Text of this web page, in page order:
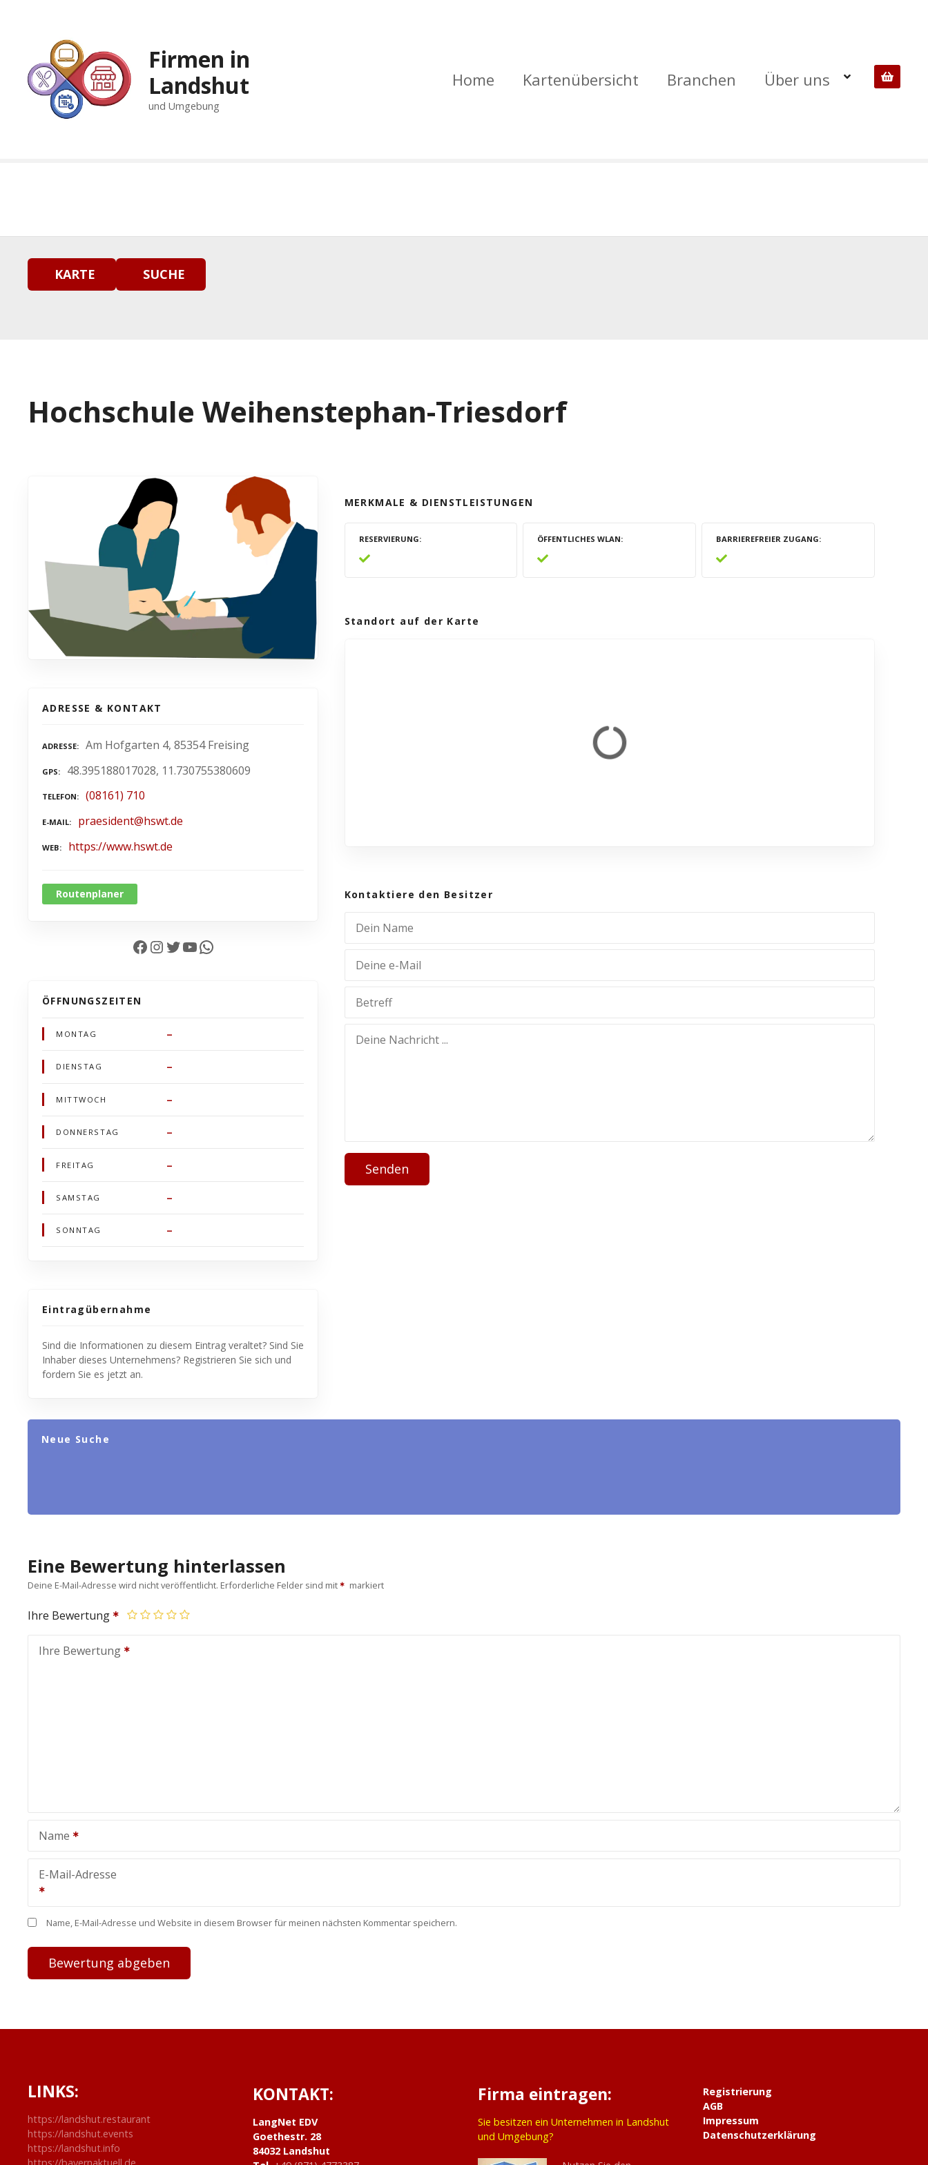
g
Firmen in
Landshut
und Umgebung
Home Kartenübersicht Branchen Über uns
KARTE SUCHE
Hochschule Weihenstephan-Triesdorf
ADRESSE & KONTAKT
ADRESSE Am Hofgarten 4, 85354 Freising
GPS 48.395188017028, 11.730755380609
TELEFON (08161) 710
E-MAIL praesident@hswt.de
WEB https://www.hswt.de
Routenplaner
Facebook InstagramTwitter YouTube WhatsApp
ÖFFNUNGSZEITEN
MONTAG –
DIENSTAG –
MITTWOCH –
DONNERSTAG –
FREITAG –
SAMSTAG –
SONNTAG –
Eintragübernahme
Sind die Informationen zu diesem Eintrag veraltet? Sind Sie
Inhaber dieses Unternehmens? Registrieren Sie sich und
fordern Sie es jetzt an.
MERKMALE & DIENSTLEISTUNGEN
RESERVIERUNG ÖFFENTLICHES WLAN BARRIEREFREIER ZUGANG
Standort auf der Karte
Kontaktiere den Besitzer
Senden
Neue Suche
Eine Bewertung hinterlassen
Deine E-Mail-Adresse wird nicht veröffentlicht. Erforderliche Felder sind mit markiert
Ihre Bewertung
Ihre Bewertung
Name
E-Mail-Adresse
Name, E-Mail-Adresse und Website in diesem Browser für meinen nächsten Kommentar speichern.
LINKS:
https://landshut.restaurant
https://landshut.events
https://landshut.info
KONTAKT:
LangNet EDV
Goethestr. 28
84032 Landshut
Firma eintragen:
Sie besitzen ein Unternehmen in Landshut
und Umgebung?
Registrierung
AGB
Impressum
Datenschutzerklärung